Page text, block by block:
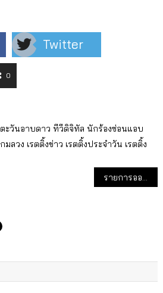
Twitter
0
ตะวันอาบดาว ทีวีดิจิทัล นักร้องซ่อนแอบ
มลวง เรตติ้งข่าว เรตติ้งประจำวัน เรตติ้ง
รายการออนไลน์ใหม่ “The Viral Factory Thailand” และ “Gamerz Thailand”